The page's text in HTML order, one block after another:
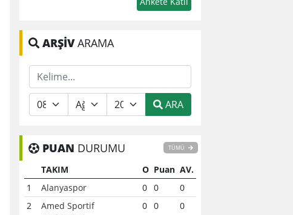
ARŞİVARAMA
ARA
PUAN DURUMU TÜMÜ
TAKIM O Puan AV.
1
Alanyaspor 0 0
0
2
Amed Sportif
0 0 0